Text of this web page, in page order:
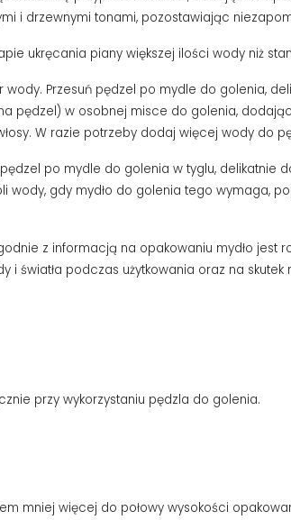
i drzewnymi tonami, pozostawiając
ukręcania piany większej ilości wody niż
Przesuń pędzel po mydle do golenia,
pędzel) w osobnej misce do golenia,
W razie potrzeby dodaj więcej wody do
po mydle do golenia w tyglu, delikatnie
gdy mydło do golenia tego wymaga,
z informacją na opakowaniu mydło jest
światła podczas użytkowania oraz na
przy wykorzystaniu pędzla do golenia.
mniej więcej do połowy wysokości